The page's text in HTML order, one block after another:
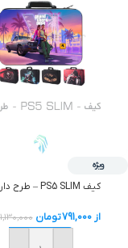
ویژه
کیف PS5 SLIM – طرح دار جور
از791,000تومان 1,130,000